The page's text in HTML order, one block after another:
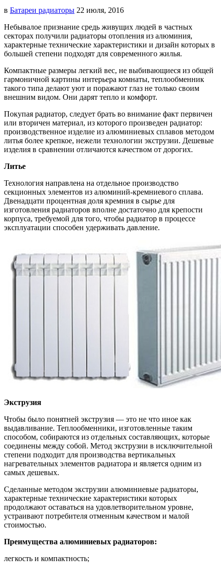
в Батареи радиаторы‎ 22 июля, 2016
Небывалое признание средь живущих людей в частных
секторах получили радиаторы отопления из алюминия,
характерные технические характеристики и дизайн которых в
большей степени подходят для современного жилья.
Компактные размеры легкий вес, не выбивающиеся из общей
гармоничной картины интерьера комнаты, теплообменник
такого типа делают уют и поражают глаз не только своим
внешним видом. Они дарят тепло и комфорт.
Покупая радиатор, следует брать во внимание факт первичен
или вторичен материал, из которого произведен радиатор:
производственное изделие из алюминиевых сплавов методом
литья более крепкое, нежели технологии экструзии. Дешевые
изделия в сравнении отличаются качеством от дорогих.
Литье
Технология направлена на отдельное производство
секционных элементов из алюминий-кремниевого сплава.
Двенадцати процентная доля кремния в сырье для
изготовления радиаторов вполне достаточно для крепости
корпуса, требуемой для того, чтобы радиатор в процессе
эксплуатации способен удерживать давление.
Экструзия
Чтобы было понятней экструзия — это не что иное как
выдавливание. Теплообменники, изготовленные таким
способом, собираются из отдельных составляющих, которые
соединены между собой. Метод экструзии в исключительной
степени подходит для производства вертикальных
нагревательных элементов радиатора и является одним из
самых дешевых.
Сделанные методом экструзии алюминиевые радиаторы,
характерные технические характеристики которых
продолжают оставаться на удовлетворительном уровне,
устраивают потребителя отменным качеством и малой
стоимостью.
Преимущества алюминиевых радиаторов:
легкость и компактность;